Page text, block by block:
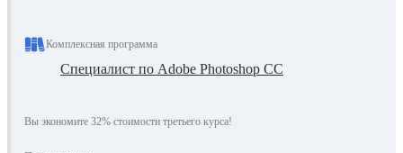
Комплексная программа
Специалист по Adobe Photoshop СС
Вы экономите 32% стоимости третьего курса!